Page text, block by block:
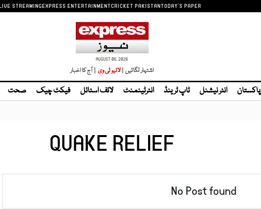
STREAMINGEXPRESS ENTERTAINMENTCRICKET PAKISTANTODAY'S PAPER
AUGUST 06, 2026
اشتہار لگائیں | | آج کا اخبار
پاکستان انٹر نیشنل ٹاپ ٹرینڈ انٹرٹینمنٹ لائف اسٹائل فیکٹ چیک صحت
QUAKE RELIEF
No Post found